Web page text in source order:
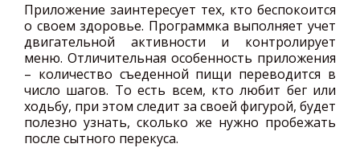
Приложение заинтересует тех, кто беспокоится
о своем здоровье. Программка выполняет учет
двигательной активности и контролирует
меню. Отличительная особенность приложения
– количество съеденной пищи переводится в
число шагов. То есть всем, кто любит бег или
ходьбу, при этом следит за своей фигурой, будет
полезно узнать, сколько же нужно пробежать
после сытного перекуса.